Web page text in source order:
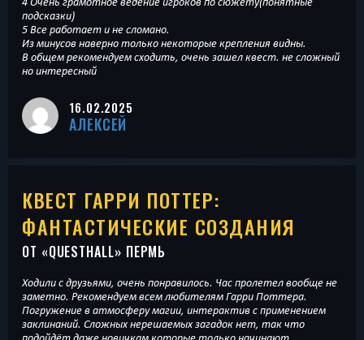
подсказки)
5 Все работает и не сломано.
Из минусов наверно только некоторые крепления видны.
В общем рекомендуем сходить, очень зашел квест. не сложный
но интересный
16.02.2025
АЛЕКСЕЙ
КВЕСТ ГАРРИ ПОТТЕР:
ФАНТАСТИЧЕСКИЕ СОЗДАНИЯ
ОТ «QUESTHALL» ПЕРМЬ
Ходили с друзьями, очень понравилось. Час пролетел вообще не
заметно. Рекомендуем всем любителям Гарри Поттера.
Погружение в атмосферу магии, интерактив с применением
заклинаний. Сложных нерешаемых загадок нет, так что
подойдёт даже новичкам которые только начинают